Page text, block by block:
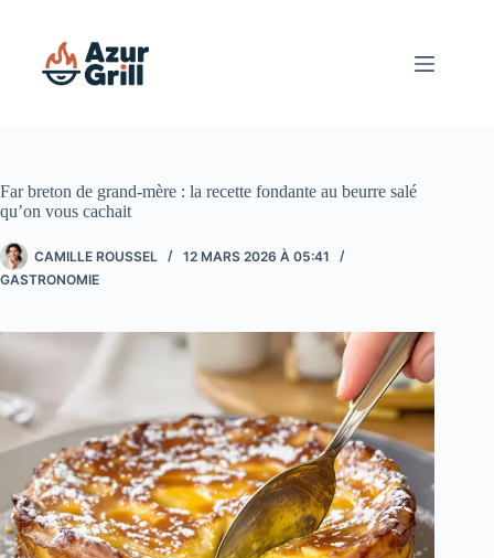
Far breton de grand-mère : la recette fondante au beurre salé
qu’on vous cachait
CAMILLE ROUSSEL
12 MARS 2026 À 05:41
GASTRONOMIE